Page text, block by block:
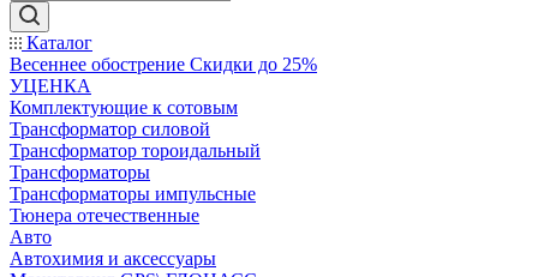
Каталог
Весеннее обострение Скидки до 25%
УЦЕНКА
Комплектующие к сотовым
Трансформатор силовой
Трансформатор тороидальный
Трансформаторы
Трансформаторы импульсные
Тюнера отечественные
Авто
Автохимия и аксессуары